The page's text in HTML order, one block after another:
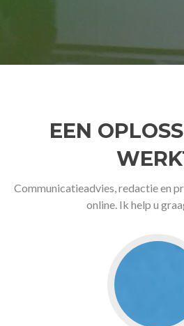
EEN
Communicatieadvies, redactie en
online. Ik help u